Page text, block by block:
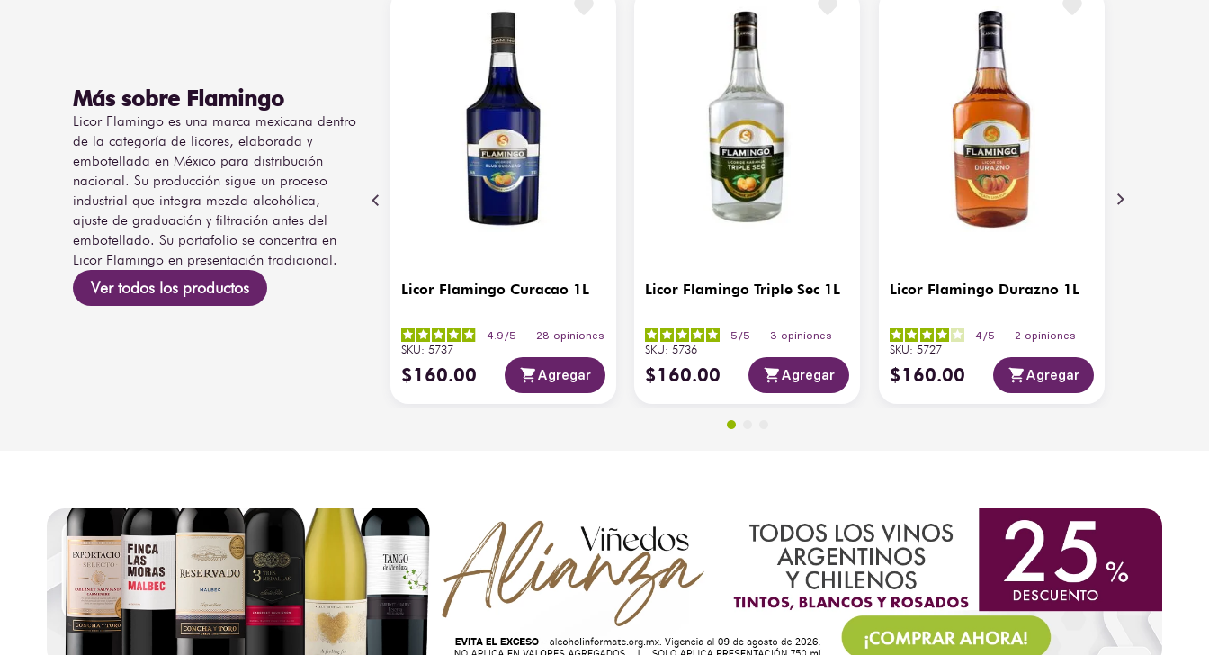
Más sobre Flamingo
Licor Flamingo es una marca mexicana dentro
de la categoría de licores, elaborada y
embotellada en México para distribución
nacional. Su producción sigue un proceso
industrial que integra mezcla alcohólica,
ajuste de graduación y filtración antes del
embotellado. Su portafolio se concentra en
Licor Flamingo en presentación tradicional.
Ver todos los productos Licor Flamingo Curacao 1L
4.9 /5 - 28 opiniones
SKU: 5737
$160.00 Agregar
Licor Flamingo Triple Sec 1L
5 /5 - 3 opiniones
SKU:5736
$160.00 Agregar
Licor Flamingo Durazno 1L
4 /5 - 2 opiniones
SKU:5727
$160.00 Agregar